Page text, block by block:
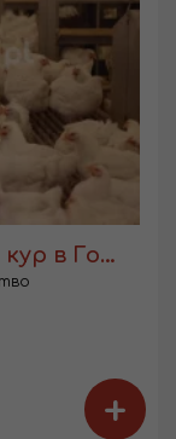
Работник на вакцинации кур в Голландии
+